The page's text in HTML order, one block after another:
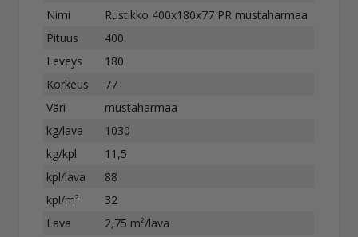
Nimi
Rustikko 400x180x77 PR mustaharmaa
Pituus
400
Leveys
180
Korkeus
77
Väri
mustaharmaa
kg/lava
1030
kg/kpl
11,5
kpl/lava
88
kpl/m²
32
Lava
2,75 m²/lava